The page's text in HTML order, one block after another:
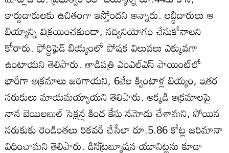
కార్డుదారులకు ఉచితంగా ఇస్తోందని అన్నారు. లబ్ధిదారులు ఆ
బియ్యాన్ని విక్రయించకుండా, సద్వినియోగం చేసుకోవాలని
కోరారు. ఫోర్టిఫైడ్‌ బియ్యంలో పోషక విలువలు ఎక్కువగా
ఉంటాయని తెలిపారు. తాడిపత్రి ఎంఎల్‌ఎస్‌ పాయింట్‌లో
భారీగా అక్రమాలు జరిగాయని, 6వేల క్వింటాళ్ల బియ్యం, ఇతర
సరుకులు మాయమయ్యాయని తెలిపారు. అక్కడి అక్రమాలపై
నాన బెయిలబుల్‌ సెక్షన్ల కింద కేసు నమోదు చేశామని, పోయిన
సరుకుకు రెండింతలు రికవరీ చేసేలా రూ.5.86 కోట్ల జరిమానా
విధించామని తెలిపారు. డిసి్ట్రబ్యూషన యూనిట్లను కూడా